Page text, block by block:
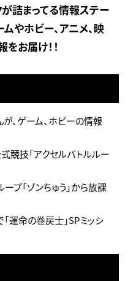
が詰まってる情報ステー
やホビー、アニメ、映
お届け！！
、ゲーム、ホビーの情報
競技「アクセルバトルルー
プ「ゾンちゅう」から放課
運命の巻戻士」SPミッシ